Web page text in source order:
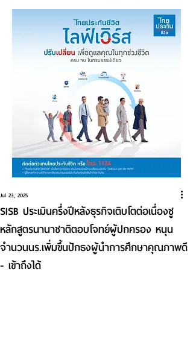
SISB ประเมินครึ่งปีหลังธุรกิจเติบโตต่อเนื่องชู
หลักสูตรนานาชาติตอบโจทย์ผู้ปกครอง หนุน
จำนวนนร.เพิ่มขึ้นปักธงผู้นำการศึกษาคุณภาพดี
- เข้าถึงได้
Jul 23, 2025